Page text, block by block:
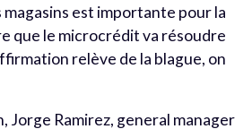
est importante pour la
que le microcrédit va résoudre
relève de la blague, on
Jorge Ramirez, general manager